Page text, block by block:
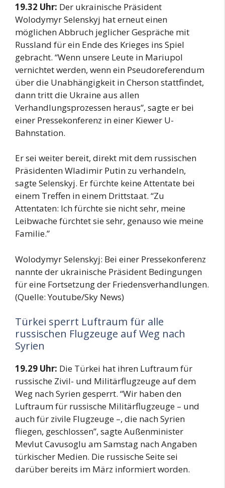
19.32 Uhr: Der ukrainische Präsident
Wolodymyr Selenskyj hat erneut einen
möglichen Abbruch jeglicher Gespräche mit
Russland für ein Ende des Krieges ins Spiel
gebracht. “Wenn unsere Leute in Mariupol
vernichtet werden, wenn ein Pseudoreferendum
über die Unabhängigkeit in Cherson stattfindet,
dann tritt die Ukraine aus allen
Verhandlungsprozessen heraus”, sagte er bei
einer Pressekonferenz in einer Kiewer U-
Bahnstation.
Er sei weiter bereit, direkt mit dem russischen
Präsidenten Wladimir Putin zu verhandeln,
sagte Selenskyj. Er fürchte keine Attentate bei
einem Treffen in einem Drittstaat. “Zu
Attentaten: Ich fürchte sie nicht sehr, meine
Leibwache fürchtet sie sehr, genauso wie meine
Familie.”
Wolodymyr Selenskyj: Bei einer Pressekonferenz
nannte der ukrainische Präsident Bedingungen
für eine Fortsetzung der Friedensverhandlungen.
(Quelle: Youtube/Sky News)
Türkei sperrt Luftraum für alle
russischen Flugzeuge auf Weg nach
Syrien
19.29 Uhr: Die Türkei hat ihren Luftraum für
russische Zivil- und Militärflugzeuge auf dem
Weg nach Syrien gesperrt. “Wir haben den
Luftraum für russische Militärflugzeuge – und
auch für zivile Flugzeuge –, die nach Syrien
fliegen, geschlossen”, sagte Außenminister
Mevlut Cavusoglu am Samstag nach Angaben
türkischer Medien. Die russische Seite sei
darüber bereits im März informiert worden.